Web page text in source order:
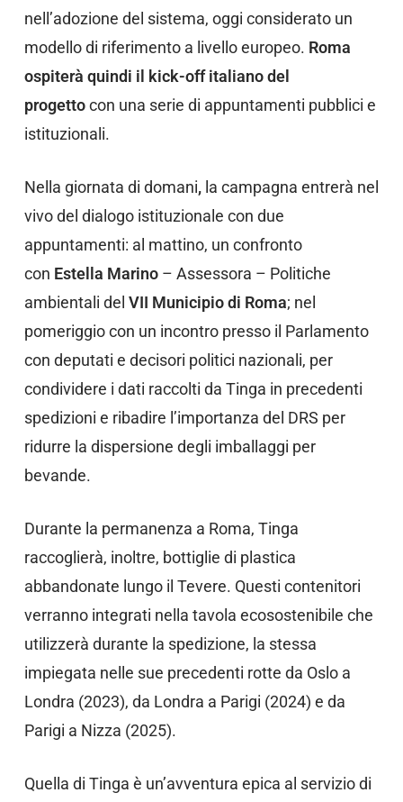
nell’adozione del sistema, oggi considerato un
modello di riferimento a livello europeo. Roma
ospiterà quindi il kick-off italiano del
progettocon una serie di appuntamenti pubblici e
istituzionali.
Nella giornata di domani,la campagna entrerà nel
vivo del dialogo istituzionale con due
appuntamenti: al mattino, un confronto
con Estella Marino– Assessora – Politiche
ambientali del VII Municipio di Roma; nel
pomeriggio con un incontro presso il Parlamento
con deputati e decisori politici nazionali, per
condividere i dati raccolti da Tinga in precedenti
spedizioni e ribadire l’importanza del DRS per
ridurre la dispersione degli imballaggi per
bevande.
Durante la permanenza a Roma, Tinga
raccoglierà, inoltre, bottiglie di plastica
abbandonate lungo il Tevere. Questi contenitori
verranno integrati nella tavola ecosostenibile che
utilizzerà durante la spedizione, la stessa
impiegata nelle sue precedenti rotte da Oslo a
Londra (2023), da Londra a Parigi (2024) e da
Parigi a Nizza (2025).
Quella di Tinga è un’avventura epica al servizio di